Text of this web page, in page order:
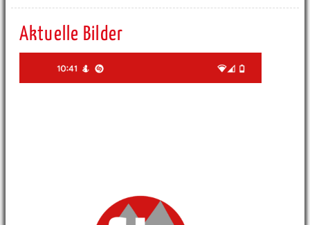
Aktuelle Bilder